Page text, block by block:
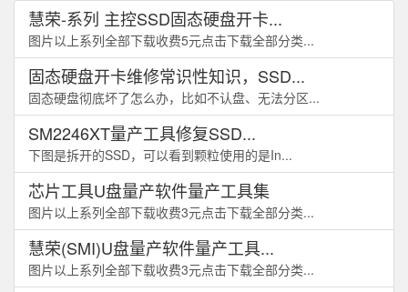
慧荣-系列 主控SSD固态硬盘开卡...
图片以上系列全部下载收费5元点击下载全部分类...
固态硬盘开卡维修常识性知识，SSD...
固态硬盘彻底坏了怎么办，比如不认盘、无法分区...
SM2246XT量产工具修复SSD...
下图是拆开的SSD，可以看到颗粒使用的是In...
芯片工具U盘量产软件量产工具集
图片以上系列全部下载收费3元点击下载全部分类...
慧荣(SMI)U盘量产软件量产工具...
图片以上系列全部下载收费3元点击下载全部分类...